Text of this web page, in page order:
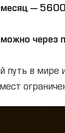
месяц —
можно
путь в мире